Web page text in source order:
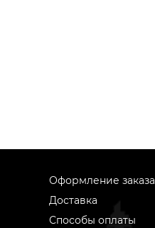
Оформление заказа
Доставка
Способы оплаты